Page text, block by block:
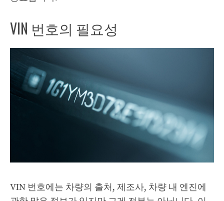
VIN 번호의 필요성
VIN 번호에는 차량의 출처, 제조사, 차량 내 엔진에